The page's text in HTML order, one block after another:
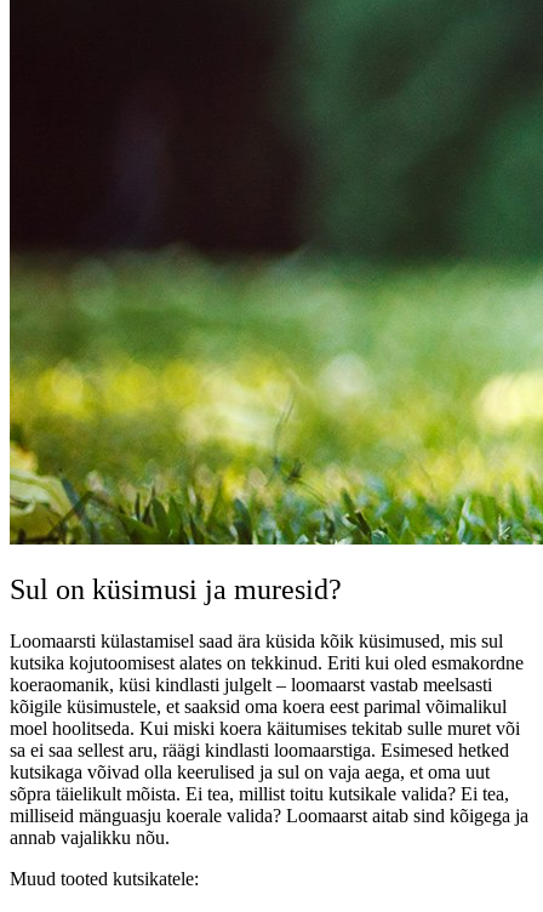
Sul on küsimusi ja muresid?
Loomaarsti külastamisel saad ära küsida kõik küsimused, mis sul
kutsika kojutoomisest alates on tekkinud. Eriti kui oled esmakordne
koeraomanik, küsi kindlasti julgelt – loomaarst vastab meelsasti
kõigile küsimustele, et saaksid oma koera eest parimal võimalikul
moel hoolitseda. Kui miski koera käitumises tekitab sulle muret või
sa ei saa sellest aru, räägi kindlasti loomaarstiga. Esimesed hetked
kutsikaga võivad olla keerulised ja sul on vaja aega, et oma uut
sõpra täielikult mõista. Ei tea, millist toitu kutsikale valida? Ei tea,
milliseid mänguasju koerale valida? Loomaarst aitab sind kõigega ja
annab vajalikku nõu.
Muud tooted kutsikatele: